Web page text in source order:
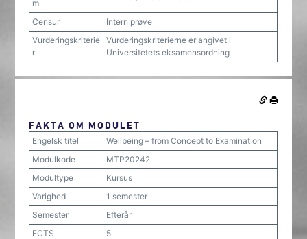
m
Censur
Intern prøve
Vurderingskriterie
r
Vurderingskriterierne er angivet i
Universitetets eksamensordning
FAKTA OM MODULET
Engelsk titel
Wellbeing – from Concept to Examination
Modulkode
MTP20242
Modultype
Kursus
Varighed
1 semester
Semester
Efterår
ECTS
5